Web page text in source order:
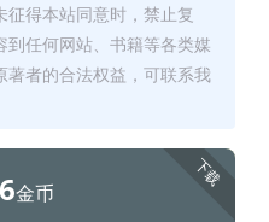
得本站同意时，禁止复
任何网站、书籍等各类媒
者的合法权益，可联系我
下载
金币